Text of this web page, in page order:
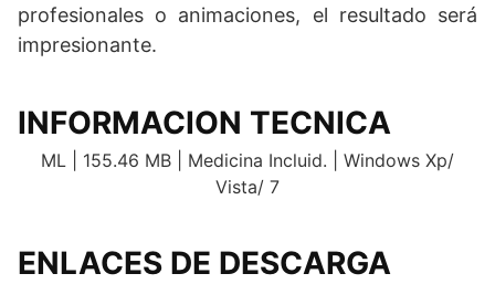
profesionales o animaciones, el resultado será
impresionante.
INFORMACION TECNICA
ML | 155.46 MB | Medicina Incluid. | Windows Xp/
Vista/ 7
ENLACES DE DESCARGA